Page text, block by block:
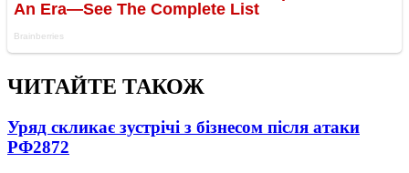
ЧИТАЙТЕ ТАКОЖ
Уряд скликає зустрічі з бізнесом після атаки
РФ2872